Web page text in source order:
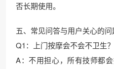
否长期使用。
五、常见问答与用户关心的问
Q1：上门按摩会不会不卫生？
A：不用担心，所有技师都